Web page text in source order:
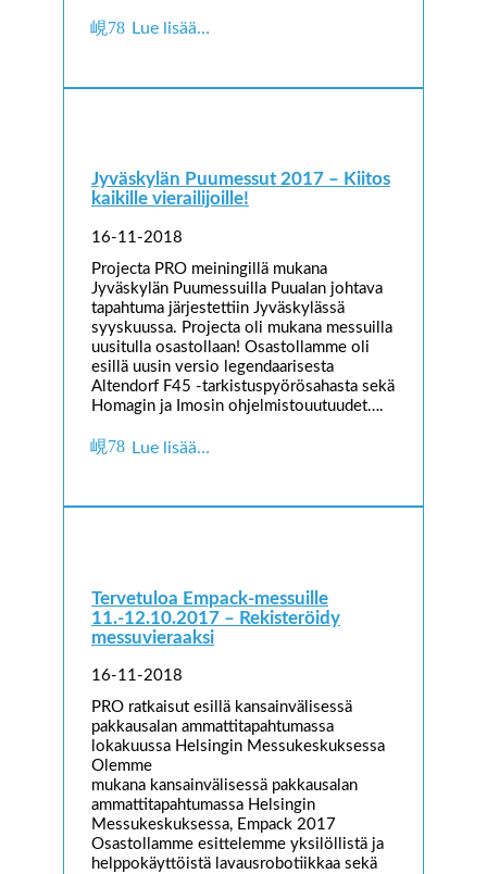
Lue lisää…
Jyväskylän Puumessut 2017 – Kiitos
kaikille vierailijoille!
16-11-2018
Projecta PRO meiningillä mukana
Jyväskylän Puumessuilla Puualan johtava
tapahtuma järjestettiin Jyväskylässä
syyskuussa. Projecta oli mukana messuilla
uusitulla osastollaan! Osastollamme oli
esillä uusin versio legendaarisesta
Altendorf F45 -tarkistuspyörösahasta sekä
Homagin ja Imosin ohjelmistouutuudet….
Lue lisää…
Tervetuloa Empack-messuille
11.-12.10.2017 – Rekisteröidy
messuvieraaksi
16-11-2018
PRO ratkaisut esillä kansainvälisessä
pakkausalan ammattitapahtumassa
lokakuussa Helsingin Messukeskuksessa
Olemme
mukana kansainvälisessä pakkausalan
ammattitapahtumassa Helsingin
Messukeskuksessa, Empack 2017
Osastollamme esittelemme yksilöllistä ja
helppokäyttöistä lavausrobotiikkaa sekä